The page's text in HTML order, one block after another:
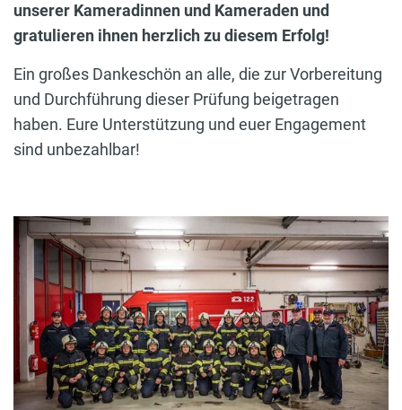
unserer Kameradinnen und Kameraden und
gratulieren ihnen herzlich zu diesem Erfolg!
Ein großes Dankeschön an alle, die zur Vorbereitung
und Durchführung dieser Prüfung beigetragen
haben. Eure Unterstützung und euer Engagement
sind unbezahlbar!